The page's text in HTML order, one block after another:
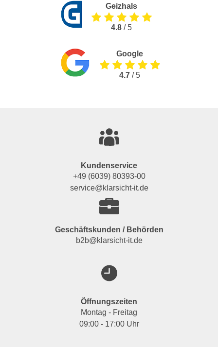
Geizhals
4.8 / 5
Google
4.7 / 5
Kundenservice
+49 (6039) 80393-00
service@klarsicht-it.de
Geschäftskunden / Behörden
b2b@klarsicht-it.de
Öffnungszeiten
Montag - Freitag
09:00 - 17:00 Uhr